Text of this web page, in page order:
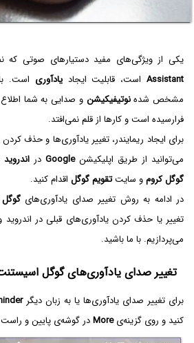
یکی از ویژگی‌های مفید دستیارهای صوتی که
Assistantاست، قابلیت ایجادیادآوری است.
مشخص شدهنوتیفیکیشن و صدایی به شما
فرارسیده است و کارها از قلم نمی‌افتد.
برای ایجاد ریمایندر، تغییر یادآوری‌ها و حذف
می‌توانید از طریق اپلیکیشنGoogle در اندروید
گوگل کرومو سایتتقویم گوگل اقدام کنید.
در ادامه به روش تغییر صدای یادآوری‌های
تغییر یا حذف کردن یادآوری‌های قبلی در
می‌پردازیم. با ما باشید.
تغییر صدای یادآوری‌های گوگل
برای تغییر صدای یادآوری‌ها یا به زبان دیگر
کنید و روی گزینه‌یMoreدر گوشه‌ی پایین و